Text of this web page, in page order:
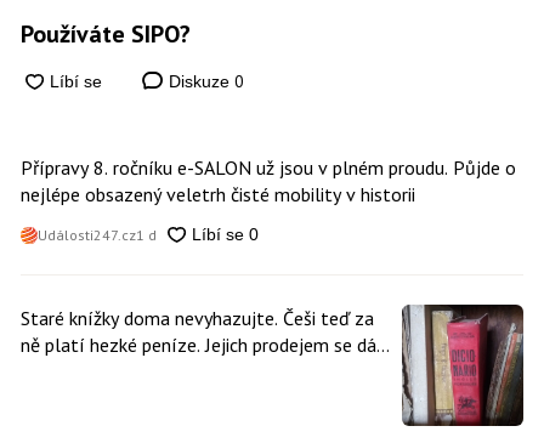
Používáte SIPO?
Diskuze 0
Přípravy 8. ročníku e-SALON už jsou v plném proudu. Půjde o
nejlépe obsazený veletrh čisté mobility v historii
Události247.cz1 d
Staré knížky doma nevyhazujte. Češi teď za
ně platí hezké peníze. Jejich prodejem se dá